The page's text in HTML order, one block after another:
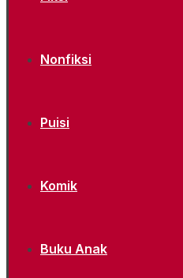
Nonfiksi
Puisi
Komik
Buku Anak